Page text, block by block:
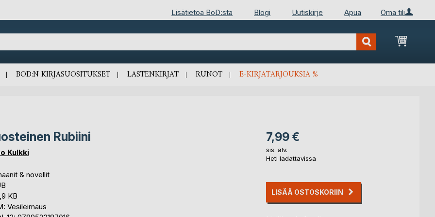
Oma tili
Lisätietoa BoD:sta Blogi Uutiskirje Apua
BOD:N KIRJASUOSITUKSET LASTENKIRJAT RUNOT E-KIRJATARJOUKSIA %
Rubiini
Kulkki
& novellit
KB
Vesileimaus
7,99 €
sis. alv.
Heti ladattavissa
LISÄÄ OSTOSKORIIN